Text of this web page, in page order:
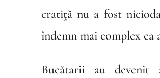
cratiţă nu a fost
îndemn mai complex ca
Bucătarii au devenit